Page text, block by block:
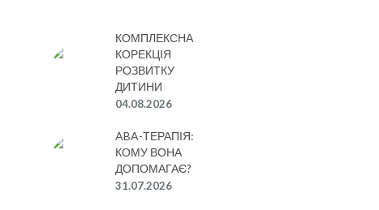
КОМПЛЕКСНА
КОРЕКЦІЯ
РОЗВИТКУ
ДИТИНИ
04.08.2026
ABA-ТЕРАПІЯ:
КОМУ ВОНА
ДОПОМАГАЄ?
31.07.2026